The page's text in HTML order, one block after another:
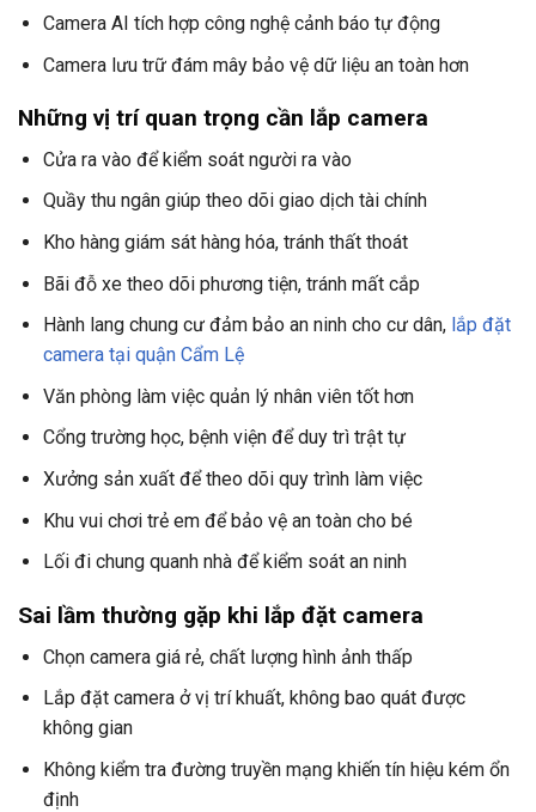
Camera AI tích hợp công nghệ cảnh báo tự động
Camera lưu trữ đám mây bảo vệ dữ liệu an toàn hơn
Những vị trí quan trọng cần lắp camera
Cửa ra vào để kiểm soát người ra vào
Quầy thu ngân giúp theo dõi giao dịch tài chính
Kho hàng giám sát hàng hóa, tránh thất thoát
Bãi đỗ xe theo dõi phương tiện, tránh mất cắp
Hành lang chung cư đảm bảo an ninh cho cư dân, lắp đặt
camera tại quận Cẩm Lệ
Văn phòng làm việc quản lý nhân viên tốt hơn
Cổng trường học, bệnh viện để duy trì trật tự
Xưởng sản xuất để theo dõi quy trình làm việc
Khu vui chơi trẻ em để bảo vệ an toàn cho bé
Lối đi chung quanh nhà để kiểm soát an ninh
Sai lầm thường gặp khi lắp đặt camera
Chọn camera giá rẻ, chất lượng hình ảnh thấp
Lắp đặt camera ở vị trí khuất, không bao quát được
không gian
Không kiểm tra đường truyền mạng khiến tín hiệu kém ổn
định